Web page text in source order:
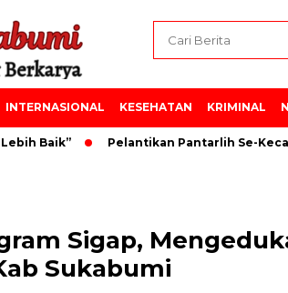
INTERNASIONAL KESEHATAN KRIMINAL
Baik” Pelantikan Pantarlih Se-
Sigap,
Sukabumi